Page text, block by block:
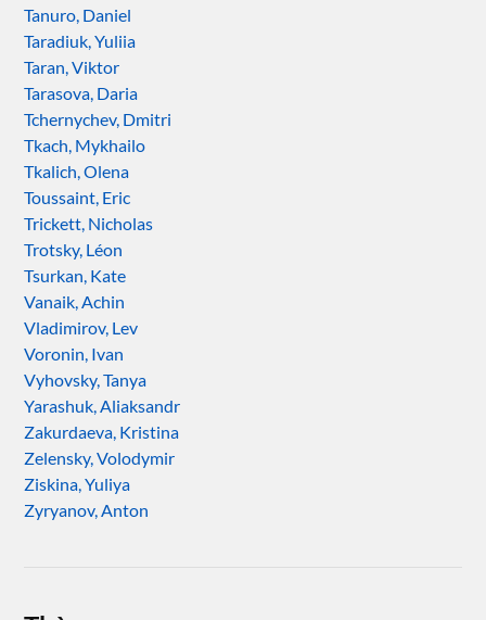
Tanuro, Daniel
Taradiuk, Yuliia
Taran, Viktor
Tarasova, Daria
Tchernychev, Dmitri
Tkach, Mykhailo
Tkalich, Olena
Toussaint, Eric
Trickett, Nicholas
Trotsky, Léon
Tsurkan, Kate
Vanaik, Achin
Vladimirov, Lev
Voronin, Ivan
Vyhovsky, Tanya
Yarashuk, Aliaksandr
Zakurdaeva, Kristina
Zelensky, Volodymir
Ziskina, Yuliya
Zyryanov, Anton